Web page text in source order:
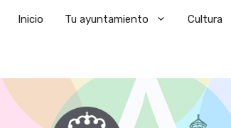
Inicio Tu ayuntamiento Cultura